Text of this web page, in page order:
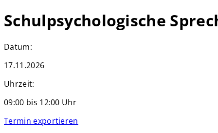
Schulpsychologische
Datum:
17.11.2026
Uhrzeit:
09:00 bis 12:00 Uhr
Termin exportieren